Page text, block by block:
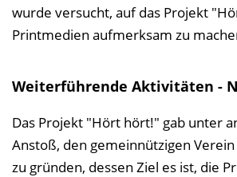
wurde versucht, auf das Projekt
Printmedien aufmerksam zu
Weiterführende Aktivitäten -
Das Projekt "Hört hört!" gab unter
Anstoß, den gemeinnützigen
zu gründen, dessen Ziel es ist, die